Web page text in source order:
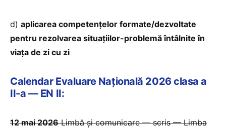
d) aplicarea competențelor formate/dezvoltate
pentru rezolvarea situațiilor-problemă întâlnite în
viața de zi cu zi
Calendar Evaluare Națională 2026 clasa a
II-a — EN II:
12 mai 2026Limbă și comunicare — scris — Limba